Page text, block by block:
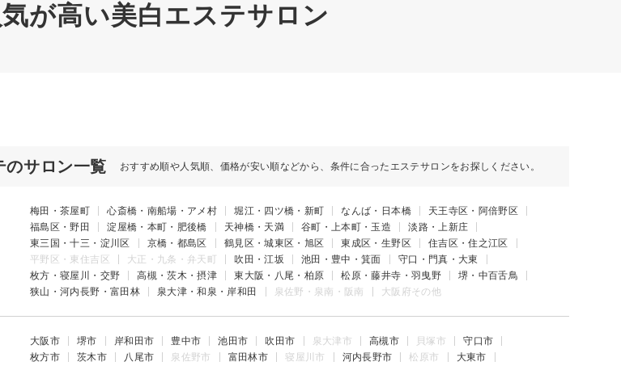
が高い美白エステサロン
のサロン一覧 おすすめ順や人気順、価格が安い順などから、条件に合ったエステサロンをお探しください。
梅田・茶屋町 心斎橋・南船場・アメ村 堀江・四ツ橋・新町 なんば・日本橋
天王寺区・阿倍野区
福島区・野田
淀屋橋・本町・肥後橋 天神橋・天満 谷町・上本町・玉造
淡路・上新庄
東三国・十三・淀川区
京橋・都島区 鶴見区・城東区・旭区 東成区・生野区
住吉区・住之江区
平野区・東住吉区
大正・九条・弁天町 吹田・江坂 池田・豊中・箕面
守口・門真・大東
枚方・寝屋川・交野
高槻・茨木・摂津 東大阪・八尾・柏原 松原・藤井寺・羽曳野
堺・中百舌鳥
狭山・河内長野・富田林
泉大津・和泉・岸和田 泉佐野・泉南・阪南 大阪府その他
大阪市 堺市 岸和田市 豊中市 池田市 吹田市 泉大津市 高槻市 貝塚市
守口市
枚方市
茨木市 八尾市 泉佐野市 富田林市 寝屋川市 河内長野市 松原市
大東市